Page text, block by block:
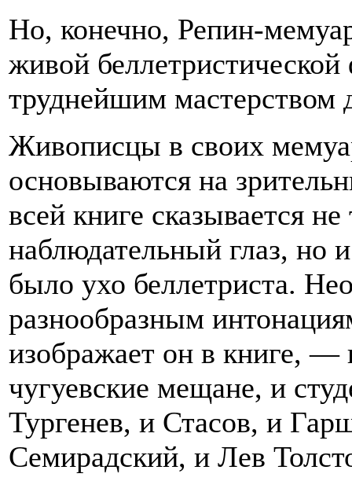
Но, конечно, Репин-
живой
труднейшим мастерством
Живописцы в своих
основываются на
всей книге сказывается
наблюдательный глаз, но
было ухо беллетриста.
разнообразным
изображает он в книге, —
чугуевские мещане, и
Тургенев, и Стасов, и
Семирадский, и Лев